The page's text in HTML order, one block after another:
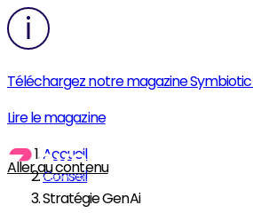
Téléchargez notre magazine
Lire le magazine
Aller au contenu
Accueil
Conseil
Stratégie GenAi